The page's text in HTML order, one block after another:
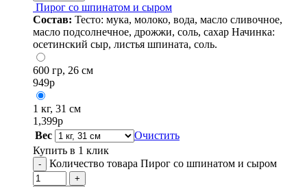
Пирог со шпинатом и сыром
Состав: Тесто: мука, молоко, вода, масло сливочное,
масло подсолнечное, дрожжи, соль, сахар Начинка:
осетинский сыр, листья шпината, соль.
600 гр, 26 см
949р
1 кг, 31 см
1,399р
Вес
Очистить
Купить в 1 клик
- Количество товара Пирог со шпинатом и сыром
+